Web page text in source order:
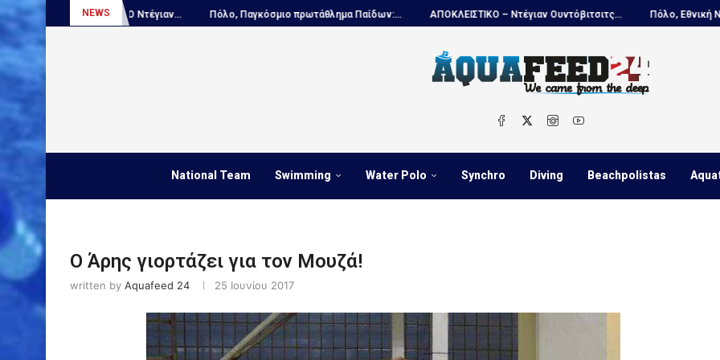
NEWS
– Ο Ντέγιαν... Πόλο, Παγκόσμιο πρωτάθλημα Παίδων:... ΑΠΟΚΛΕΙΣΤΙΚΟ – Ντέγιαν Ουντόβιτσιτς... Πόλο, Εθνική Νέων Ανδρών...
National Team Swimming Water Polo Synchro Diving Beachpolistas
Ο Άρης γιορτάζει για τον Μουζά!
written by Aquafeed 24 25 Ιουνίου 2017